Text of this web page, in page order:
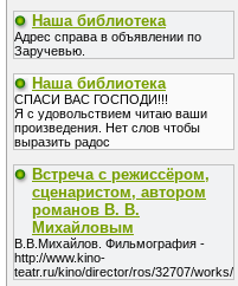
Наша библиотека
Адрес справа в объявлении по
Заручевью.
Наша библиотека
СПАСИ ВАС ГОСПОДИ!!!
Я с удовольствием читаю ваши
произведения. Нет слов чтобы
выразить радос
Встреча с режиссёром,
сценаристом, автором
романов В. В.
Михайловым
В.В.Михайлов. Фильмография -
http://www.kino-
teatr.ru/kino/director/ros/32707/works/